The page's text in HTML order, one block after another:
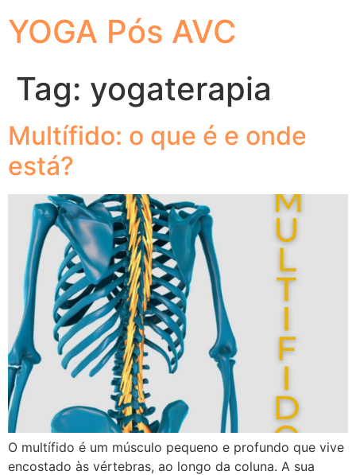
YOGA Pós AVC
Tag: yogaterapia
Multífido: o que é e onde
está?
O multífido é um músculo pequeno e profundo que vive
encostado às vértebras, ao longo da coluna. A sua